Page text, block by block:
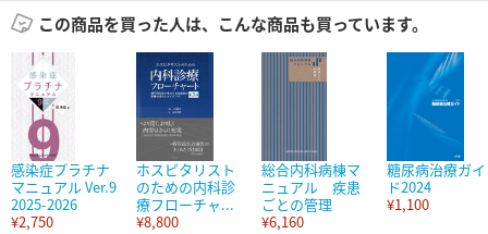
この商品を買った人は、こんな商品も買っています。
感染症プラチナ
マニュアル Ver.9
2025-2026
¥2,750
ホスピタリスト
のための内科診
療フローチャ...
¥8,800
総合内科病棟マ
ニュアル 疾患
ごとの管理
¥6,160
糖尿病治療ガイ
ド2024
¥1,100